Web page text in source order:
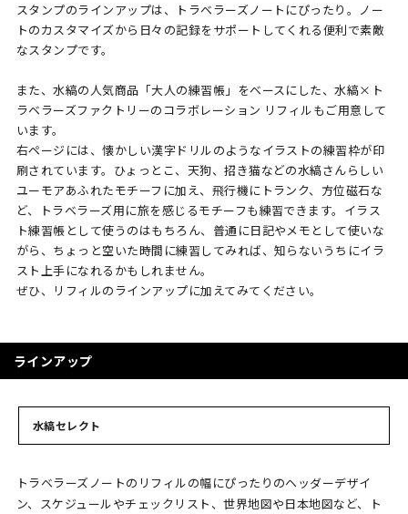
スタンプのラインアップは、トラベラーズノートにぴったり。ノー
トのカスタマイズから日々の記録をサポートしてくれる便利で素敵
なスタンプです。
また、水縞の人気商品「大人の練習帳」をベースにした、水縞×ト
ラベラーズファクトリーのコラボレーション リフィルもご用意して
います。
右ページには、懐かしい漢字ドリルのようなイラストの練習枠が印
刷されています。ひょっとこ、天狗、招き猫などの水縞さんらしい
ユーモアあふれたモチーフに加え、飛行機にトランク、方位磁石な
ど、トラベラーズ用に旅を感じるモチーフも練習できます。イラス
ト練習帳として使うのはもちろん、普通に日記やメモとして使いな
がら、ちょっと空いた時間に練習してみれば、知らないうちにイラ
スト上手になれるかもしれません。
ぜひ、リフィルのラインアップに加えてみてください。
ラインアップ
水縞セレクト
トラベラーズノートのリフィルの幅にぴったりのヘッダーデザイ
ン、スケジュールやチェックリスト、世界地図や日本地図など、ト